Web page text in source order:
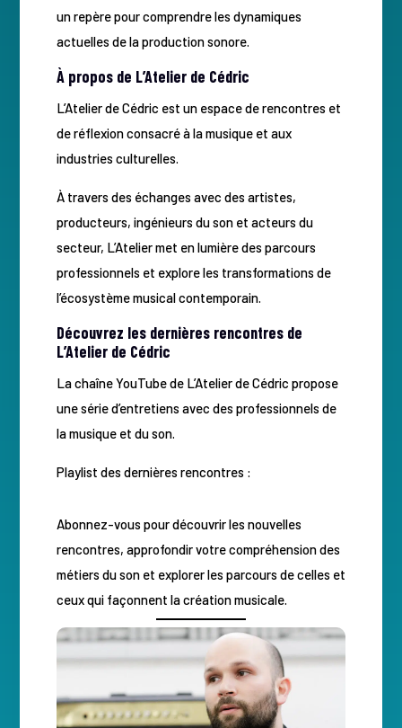
un repère pour comprendre les dynamiques
actuelles de la production sonore.
À propos de L’Atelier de Cédric
L’Atelier de Cédric est un espace de rencontres et
de réflexion consacré à la musique et aux
industries culturelles.
À travers des échanges avec des artistes,
producteurs, ingénieurs du son et acteurs du
secteur, L’Atelier met en lumière des parcours
professionnels et explore les transformations de
l’écosystème musical contemporain.
Découvrez les dernières rencontres de
L’Atelier de Cédric
La chaîne YouTube de L’Atelier de Cédric propose
une série d’entretiens avec des professionnels de
la musique et du son.
Playlist des dernières rencontres :
Abonnez-vous pour découvrir les nouvelles
rencontres, approfondir votre compréhension des
métiers du son et explorer les parcours de celles et
ceux qui façonnent la création musicale.